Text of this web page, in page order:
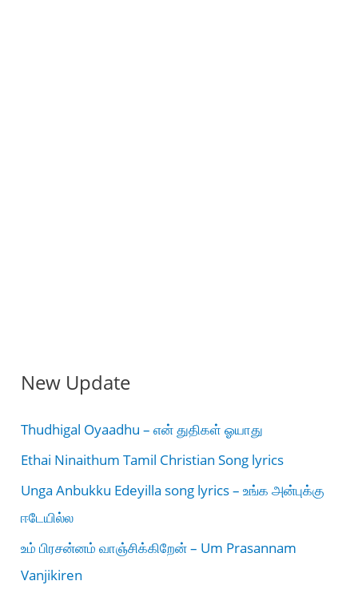
New Update
Thudhigal Oyaadhu – என் துதிகள் ஓயாது
Ethai Ninaithum Tamil Christian Song lyrics
Unga Anbukku Edeyilla song lyrics – உங்க அன்புக்கு
ஈடேயில்ல
உம் பிரசன்னம் வாஞ்சிக்கிறேன் – Um Prasannam
Vanjikiren